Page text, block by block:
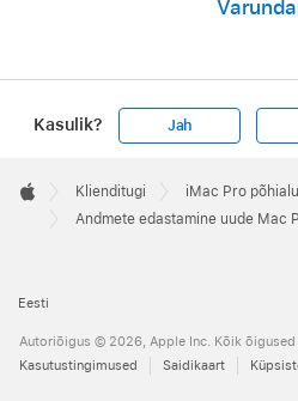
Kasulik? Jah
Footer

Apple
Klienditugi
iMac Pro
Andmete edastamine uude Mac
Eesti
Autoriõigus © 2026, Apple Inc. Kõik
Kasutustingimused
Saidikaart